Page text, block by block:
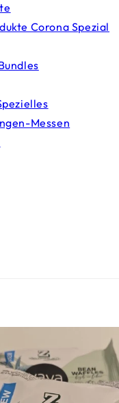
Corona Spezial
Messen